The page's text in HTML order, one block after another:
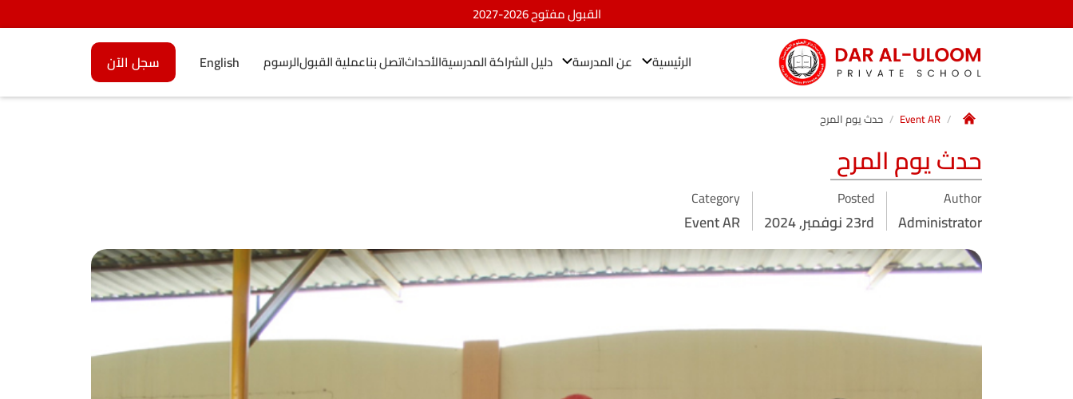
القبول مفتوح 2026-2027
الرئيسية عن المدرسة دليل الشراكة المدرسيةالأحداثاتصل بناعملية القبولالرسوم English سجل الآن
Event AR حدث يوم المرح
حدث يوم المرح
Author
Administrator
Posted
23rd نوفمبر, 2024
Category
Event AR